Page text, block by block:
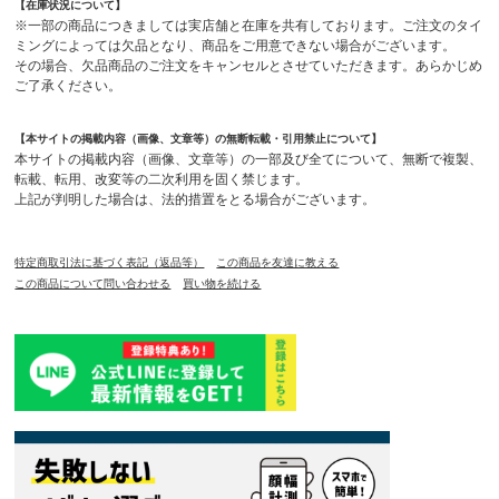
【在庫状況について】
※一部の商品につきましては実店舗と在庫を共有しております。ご注文のタイ
ミングによっては欠品となり、商品をご用意できない場合がございます。
その場合、欠品商品のご注文をキャンセルとさせていただきます。あらかじめ
ご了承ください。
【本サイトの掲載内容（画像、文章等）の無断転載・引用禁止について】
本サイトの掲載内容（画像、文章等）の一部及び全てについて、無断で複製、
転載、転用、改変等の二次利用を固く禁じます。
上記が判明した場合は、法的措置をとる場合がございます。
特定商取引法に基づく表記（返品等）
この商品を友達に教える
この商品について問い合わせる
買い物を続ける